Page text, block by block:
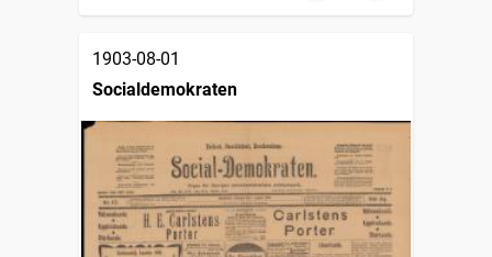
1903-08-01
Socialdemokraten